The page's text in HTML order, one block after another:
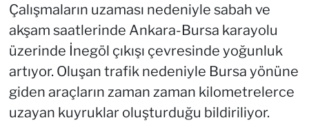
Çalışmaların uzaması nedeniyle sabah ve
akşam saatlerinde Ankara-Bursa karayolu
üzerinde İnegöl çıkışı çevresinde yoğunluk
artıyor. Oluşan trafik nedeniyle Bursa yönüne
giden araçların zaman zaman kilometrelerce
uzayan kuyruklar oluşturduğu bildiriliyor.